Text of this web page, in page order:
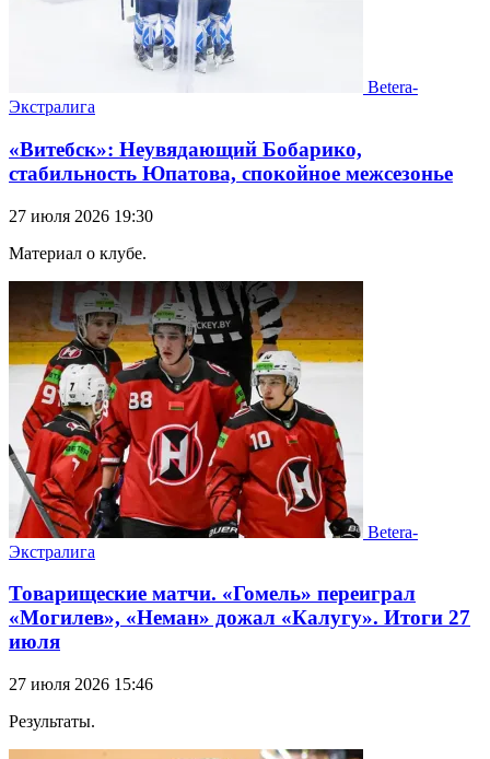
Betera-
Экстралига
«Витебск»: Неувядающий Бобарико,
стабильность Юпатова, спокойное межсезонье
27 июля 2026 19:30
Материал о клубе.
Betera-
Экстралига
Товарищеские матчи. «Гомель» переиграл
«Могилев», «Неман» дожал «Калугу». Итоги 27
июля
27 июля 2026 15:46
Результаты.